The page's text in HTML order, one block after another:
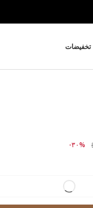
تخفيضات
Priceto ١,٩٣٩.٠٠ EGP%٣٠-